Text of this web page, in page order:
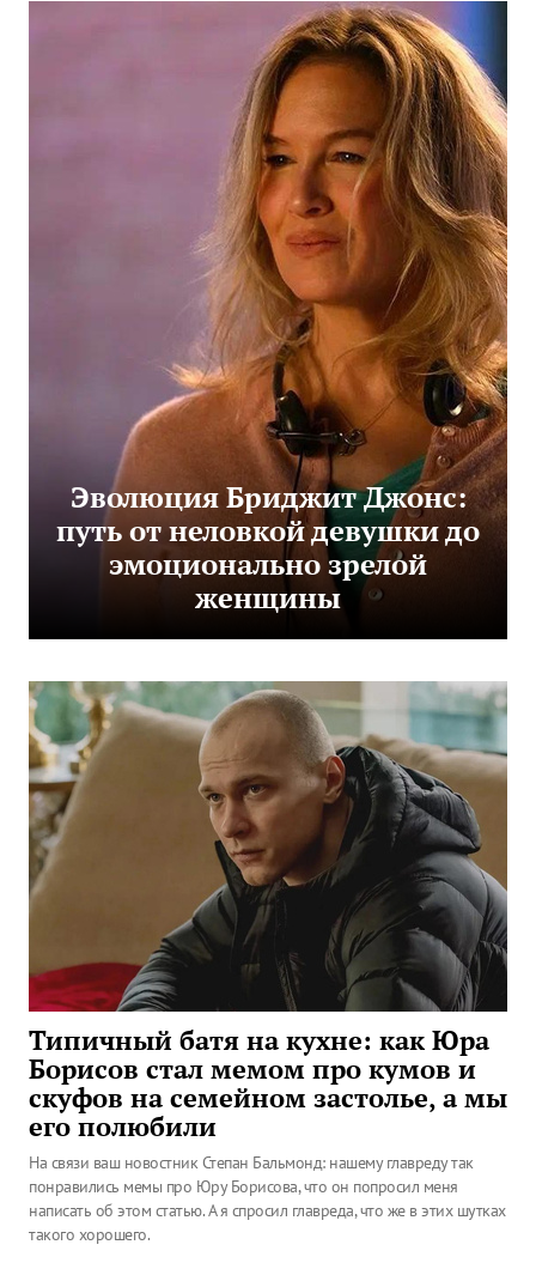
Эволюция Бриджит Джонс:
путь от неловкой девушки до
эмоционально зрелой
женщины
Типичный батя на кухне: как Юра
Борисов стал мемом про кумов и
скуфов на семейном застолье, а мы
его полюбили
На связи ваш новостник Степан Бальмонд: нашему главреду так
понравились мемы про Юру Борисова, что он попросил меня
написать об этом статью. А я спросил главреда, что же в этих шутках
такого хорошего.